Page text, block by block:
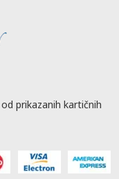
prikazanih kartičnih